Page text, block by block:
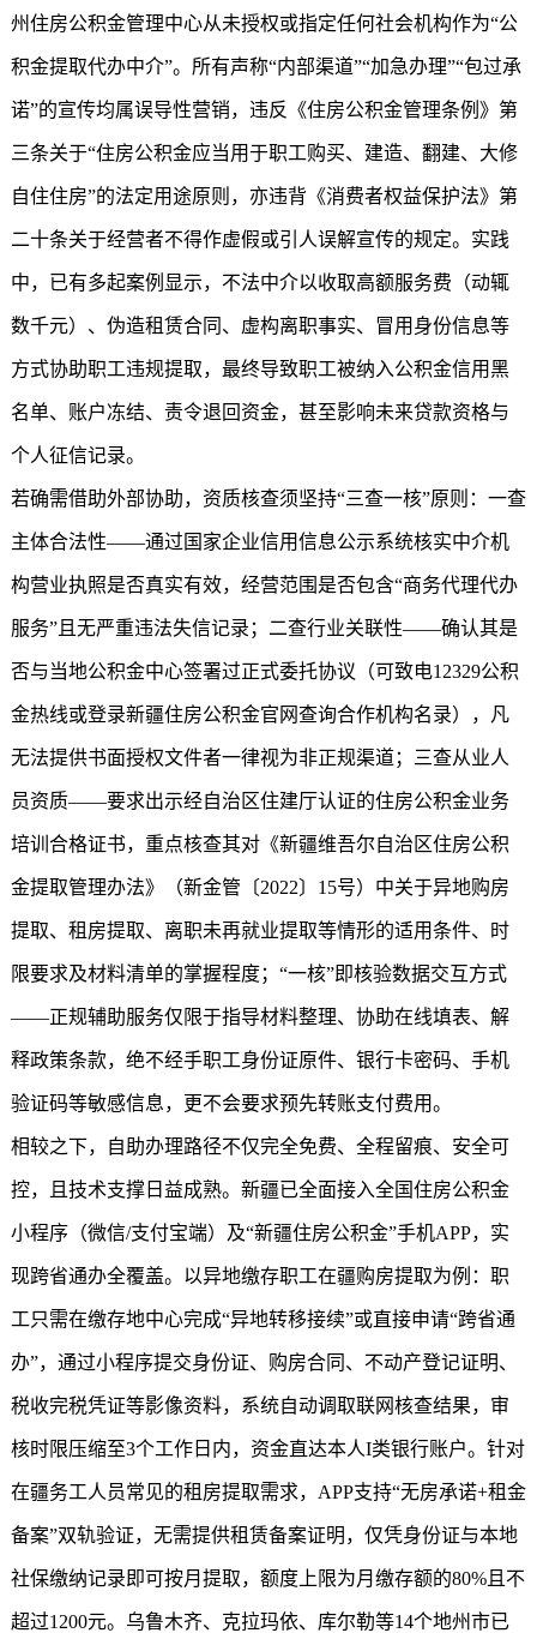
州住房公积金管理中心从未授权或指定任何社会机构作为“公
积金提取代办中介”。所有声称“内部渠道”“加急办理”“包过承
诺”的宣传均属误导性营销，违反《住房公积金管理条例》第
三条关于“住房公积金应当用于职工购买、建造、翻建、大修
自住住房”的法定用途原则，亦违背《消费者权益保护法》第
二十条关于经营者不得作虚假或引人误解宣传的规定。实践
中，已有多起案例显示，不法中介以收取高额服务费（动辄
数千元）、伪造租赁合同、虚构离职事实、冒用身份信息等
方式协助职工违规提取，最终导致职工被纳入公积金信用黑
名单、账户冻结、责令退回资金，甚至影响未来贷款资格与
个人征信记录。
若确需借助外部协助，资质核查须坚持“三查一核”原则：一查
主体合法性——通过国家企业信用信息公示系统核实中介机
构营业执照是否真实有效，经营范围是否包含“商务代理代办
服务”且无严重违法失信记录；二查行业关联性——确认其是
否与当地公积金中心签署过正式委托协议（可致电12329公积
金热线或登录新疆住房公积金官网查询合作机构名录），凡
无法提供书面授权文件者一律视为非正规渠道；三查从业人
员资质——要求出示经自治区住建厅认证的住房公积金业务
培训合格证书，重点核查其对《新疆维吾尔自治区住房公积
金提取管理办法》（新金管〔2022〕15号）中关于异地购房
提取、租房提取、离职未再就业提取等情形的适用条件、时
限要求及材料清单的掌握程度；“一核”即核验数据交互方式
——正规辅助服务仅限于指导材料整理、协助在线填表、解
释政策条款，绝不经手职工身份证原件、银行卡密码、手机
验证码等敏感信息，更不会要求预先转账支付费用。
相较之下，自助办理路径不仅完全免费、全程留痕、安全可
控，且技术支撑日益成熟。新疆已全面接入全国住房公积金
小程序（微信/支付宝端）及“新疆住房公积金”手机APP，实
现跨省通办全覆盖。以异地缴存职工在疆购房提取为例：职
工只需在缴存地中心完成“异地转移接续”或直接申请“跨省通
办”，通过小程序提交身份证、购房合同、不动产登记证明、
税收完税凭证等影像资料，系统自动调取联网核查结果，审
核时限压缩至3个工作日内，资金直达本人I类银行账户。针对
在疆务工人员常见的租房提取需求，APP支持“无房承诺+租金
备案”双轨验证，无需提供租赁备案证明，仅凭身份证与本地
社保缴纳记录即可按月提取，额度上限为月缴存额的80%且不
超过1200元。乌鲁木齐、克拉玛依、库尔勒等14个地州市已